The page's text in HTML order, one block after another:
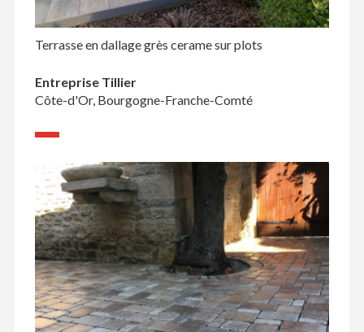
Terrasse en dallage grès cerame sur plots
Entreprise Tillier
Côte-d'Or, Bourgogne-Franche-Comté